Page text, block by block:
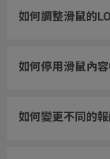
如何調整滑鼠的
如何停用滑鼠內
如何變更不同的